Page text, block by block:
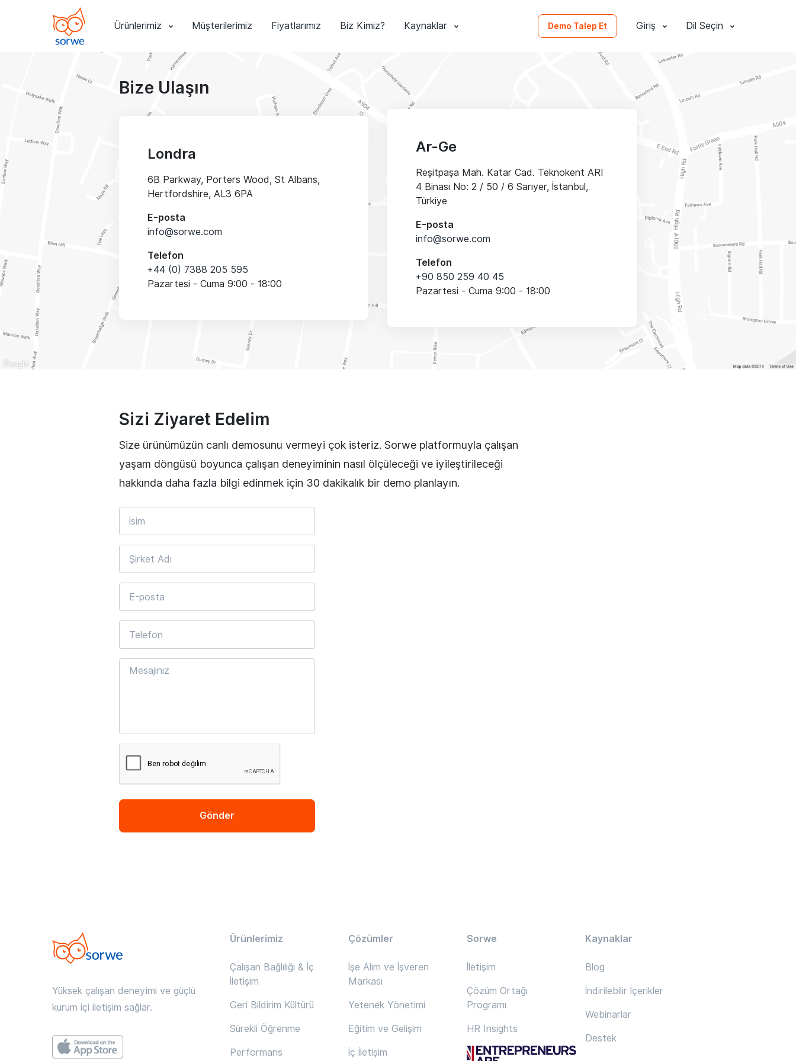
Ürünlerimiz Müşterilerimiz Fiyatlarımız Biz Kimiz? Kaynaklar Demo Talep Et Giriş Dil Seçin
Bize Ulaşın
Londra
6B Parkway, Porters Wood, St Albans,
Hertfordshire, AL3 6PA
E-posta
info@sorwe.com
Telefon
+44 (0) 7388 205 595
Pazartesi - Cuma 9:00 - 18:00
Ar-Ge
Reşitpaşa Mah. Katar Cad. Teknokent ARI
4 Binası No: 2 / 50 / 6 Sarıyer, İstanbul,
Türkiye
E-posta
info@sorwe.com
Telefon
+90 850 259 40 45
Pazartesi - Cuma 9:00 - 18:00
Sizi Ziyaret Edelim
Size ürünümüzün canlı demosunu vermeyi çok isteriz. Sorwe platformuyla çalışan
yaşam döngüsü boyunca çalışan deneyiminin nasıl ölçüleceği ve iyileştirileceği
hakkında daha fazla bilgi edinmek için 30 dakikalık bir demo planlayın.
Gönder
Yüksek çalışan deneyimi ve güçlü
kurum içi iletişim sağlar.
Ürünlerimiz
Çalışan Bağlılığı & İç
İletişim
Geri Bildirim Kültürü
Sürekli Öğrenme
Performans
Çözümler
İşe Alım ve İşveren
Markası
Yetenek Yönetimi
Eğitim ve Gelişim
İç İletişim
Sorwe
İletişim
Çözüm Ortağı
Programı
HR Insights
Kaynaklar
Blog
İndirilebilir İçerikler
Webinarlar
Destek